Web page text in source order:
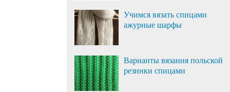
Учимся вязать спицами
ажурные шарфы
Варианты вязания польской
резинки спицами